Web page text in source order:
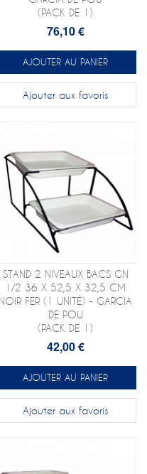
(PACK DE 1)
76,10 €
AJOUTER AU PANIER
Ajouter aux favoris
STAND 2 NIVEAUX BACS GN
1/2 36 X 52,5 X 32,5 CM
NOIR FER (1 UNITÉ) - GARCIA
DE POU
(PACK DE 1)
42,00 €
AJOUTER AU PANIER
Ajouter aux favoris